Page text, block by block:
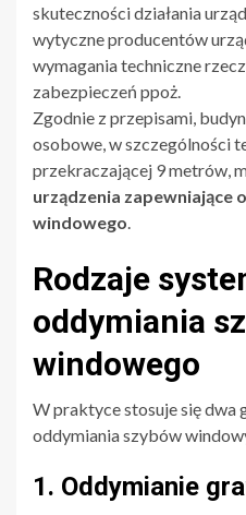
skuteczności działania
wytyczne producentów
wymagania techniczne
zabezpieczeń ppoż.
Zgodnie z przepisami,
osobowe, w szczególności
przekraczającej 9 metrów,
urządzenia zapewniające
windowego.
Rodzaje
oddymiania
windowego
W praktyce stosuje się dwa
oddymiania szybów
1. Oddymianie